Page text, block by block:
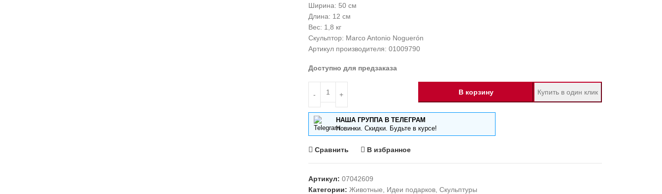
Ширина: 50 см
Длина: 12 см
Вес: 1,8 кг
Скульптор: Marco Antonio Noguerón
Артикул производителя: 01009790
Доступно для предзаказа
В корзину Купить в один клик
НАША ГРУППА В ТЕЛЕГРАМ
Новинки. Скидки. Будьте в курсе!
Сравнить В избранное
Артикул: 07042609
Категории: Животные Идеи подарков, Скульптуры